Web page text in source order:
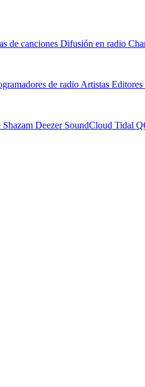
de canciones Difusión en radio
de radio Artistas Editores
Shazam Deezer SoundCloud Tidal